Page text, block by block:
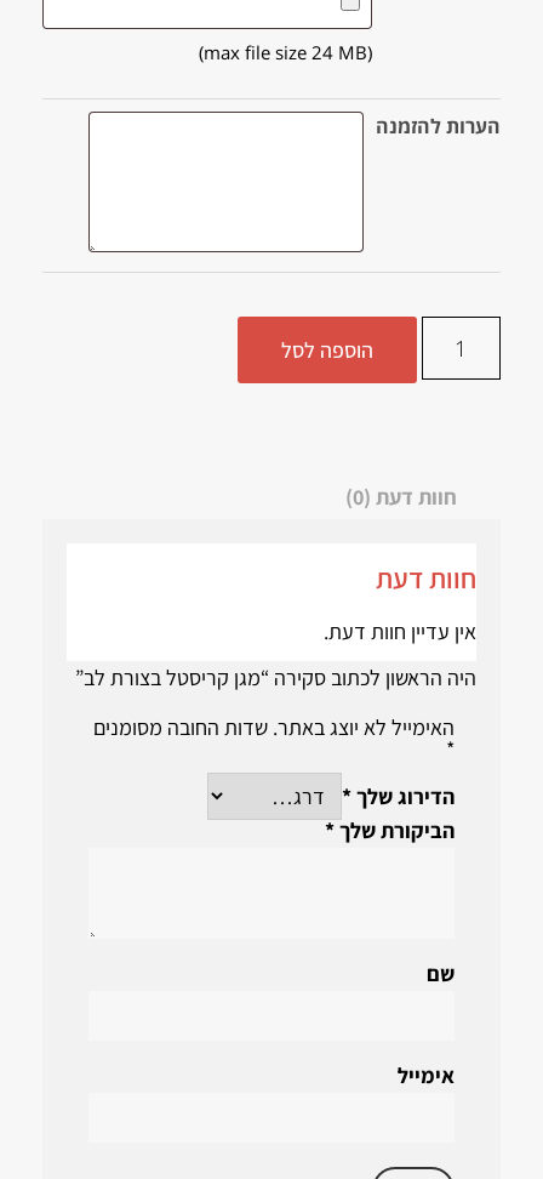
(max file size 24 MB)
הערות להזמנה
הוספה לסל
חוות דעת (0)
חוות דעת
אין עדיין חוות דעת.
היה הראשון לכתוב סקירה “מגן קריסטל בצורת לב”
האימייל לא יוצג באתר. שדות החובה מסומנים
*
הדירוג שלך*
הביקורת שלך*
שם
אימייל